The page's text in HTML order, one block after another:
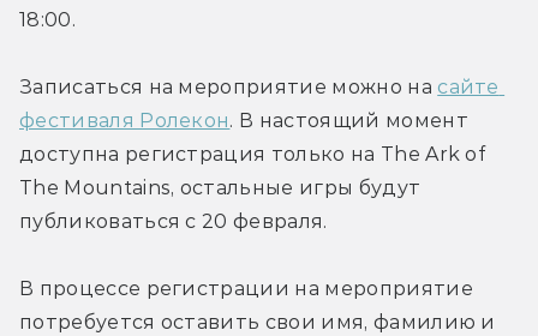
18:00.
Записаться на мероприятие можно на сайте
фестиваля Ролекон. В настоящий момент
доступна регистрация только на The Ark of
The Mountains, остальные игры будут
публиковаться с 20 февраля.
В процессе регистрации на мероприятие
потребуется оставить свои имя, фамилию и